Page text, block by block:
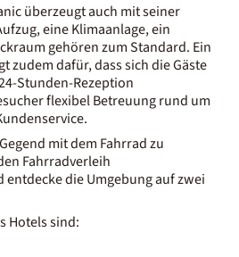
überzeugt auch mit seiner
eine Klimaanlage, ein
gehören zum Standard. Ein
zudem dafür, dass sich die Gäste
Stunden-Rezeption
flexibel Betreuung rund um
mit dem Fahrrad zu
Fahrradverleih
die Umgebung auf zwei
Hotels sind: